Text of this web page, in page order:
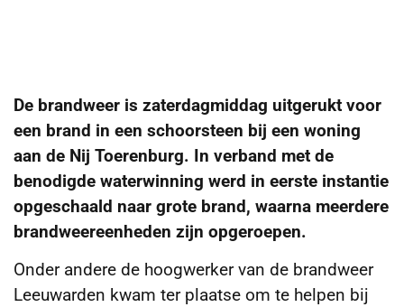
De brandweer is zaterdagmiddag uitgerukt voor
een brand in een schoorsteen bij een woning
aan de Nij Toerenburg. In verband met de
benodigde waterwinning werd in eerste instantie
opgeschaald naar grote brand, waarna meerdere
brandweereenheden zijn opgeroepen.
Onder andere de hoogwerker van de brandweer
Leeuwarden kwam ter plaatse om te helpen bij